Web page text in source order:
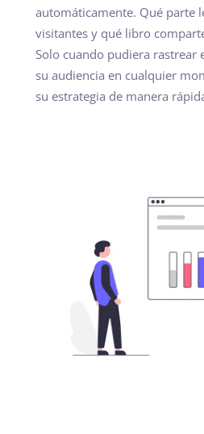
automáticamente. Qué parte
visitantes y qué libro
Solo cuando pudiera
su audiencia en cualquier
su estrategia de manera